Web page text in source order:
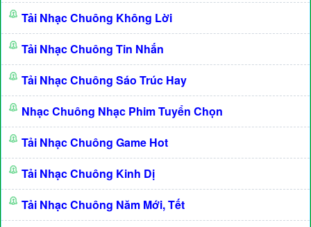
Tải Nhạc Chuông Không Lời
Tải Nhạc Chuông Tin Nhắn
Tải Nhạc Chuông Sáo Trúc Hay
Nhạc Chuông Nhạc Phim Tuyển Chọn
Tải Nhạc Chuông Game Hot
Tải Nhạc Chuông Kinh Dị
Tải Nhạc Chuông Năm Mới, Tết